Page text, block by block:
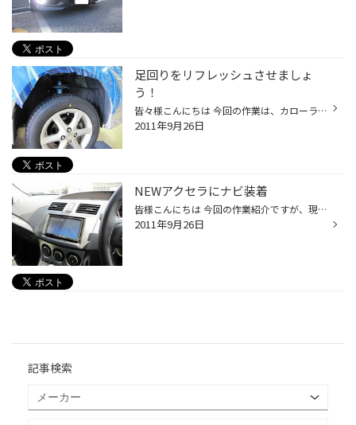
足回りをリフレッシュさせましょ
う！
皆々様こんにちは 今回の作業は、カローラフィールダーの足回り交換です。 このお客様はお車への愛着が非常にあり エンジンが壊れるまでは乗ります！っと本当にお車を大事にされています。 走行距離も14万キロとまだまだ元気な状態ですが さすがに足元がフラフラと高速安定性が悪くなってきたとの事...
2011年9月26日
NEWアクセラにナビ装着
皆様こんにちは 今回の作業紹介ですが、現行アクセラにケンウッドのＳＤナビを装着いたしました。 もともと新車のパッケージングにナビが標準装備でしたが 機能が今一つということで音質やｉＰｏｄの使用を考慮に入れまして 思い切って購入いただきましたｗｗ 最近のＳＤナビもＨＤＤタイプに負けな...
2011年9月26日
記事検索